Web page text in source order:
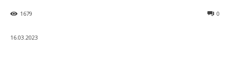
0
1679
16.03.2023